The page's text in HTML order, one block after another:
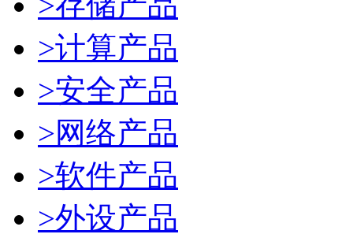
>计算产品
>安全产品
>网络产品
>软件产品
>外设产品